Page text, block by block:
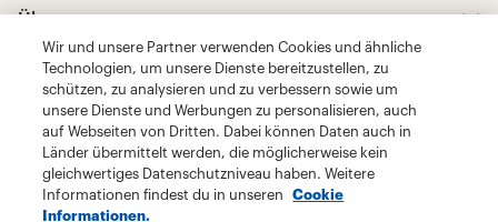
Wir und unsere Partner verwenden Cookies und ähnliche
Technologien, um unsere Dienste bereitzustellen, zu
schützen, zu analysieren und zu verbessern sowie um
unsere Dienste und Werbungen zu personalisieren, auch
auf Webseiten von Dritten. Dabei können Daten auch in
Länder übermittelt werden, die möglicherweise kein
gleichwertiges Datenschutzniveau haben. Weitere
Informationen findest du in unseren
Cookie
Informationen.